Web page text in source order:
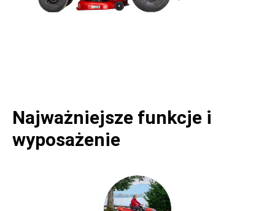
Najważniejsze funkcje i
wyposażenie